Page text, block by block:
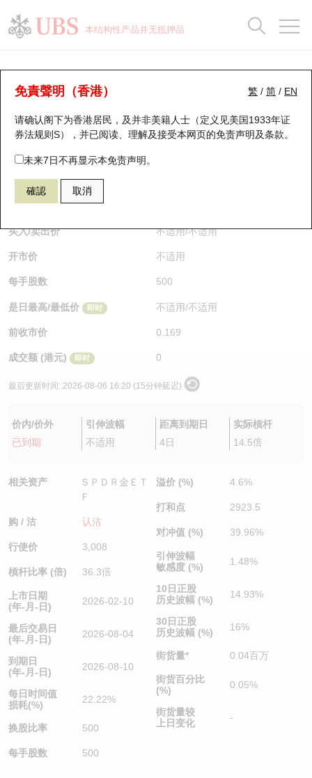
本结构性产品并无抵押品
繁 / 简 / EN
免責聲明（香港）
请确认阁下为香港居民，及并非美籍人士（定义见美国1933年证
券法规则S），并已阅读、理解及接受本网页的免责声明及条款。
未来7日不再显示本免责声明。
確認 取消
认股证分析仪
表现 街货统计 比较
25828 瑞银认沽 2840 ＳＰＤＲ金ＥＴＦ
$0.169 即时
买入/卖出价 不适用/不适用
开市价 不适用
每手股数 500
是日最高/最低价 即时 不适用/不适用
前收市价 0.169
成交额 (港元) 即时 0
最后更新时间: 2026-08-06 16:20 (15分钟延迟)
价内/价外
已到期
引伸波幅
不适用
距离到期日
4日
实际槓杆
14.5倍
相关资产
ＳＰＤＲ金ＥＴ
Ｆ
购 / 沽 认沽
行使价 3,008
槓杆比率 (倍) 36.3倍
上市日期
(年-月-日)
2026-02-10
最后交易日
(年-月-日)
2026-08-04
到期日
(年-月-日)
2026-08-10
每日时间值
损耗(%)
22.22%
换股比率 500
每手股数 500
溢价 (%) 4.6%
打和点 2923.5
对冲值 (%) 39.96%
引伸波幅
敏感度 (%)
1.48%
10日正股
历史波幅 (%)
14.93%
30日正股
历史波幅 (%)
16%
街货量* 0.04百万
街货百分比
(%)
0.05%
街货量较
上日变化
-
瑞银认股证一览
新发行瑞银认股证
即将到期认股证
认股证到期结算价查找
认股证分析仪
认股证速算机
认股证/牛熊证日志
认股证文件及公告
街货统计
比较
牛熊全景快搜
牛熊证搜寻
牛熊证街货分布图
正股牛熊证列表
新发行瑞银牛熊证
已收回牛熊证剩余价值
牛熊证到期结算价查找
牛熊证分析仪
牛熊证文件及公告
街货统计
比较
十大升幅/跌幅
十大认股证成交分布
十天股证占大市成交
资金流
街货统计
三十大平均引伸波幅
正股分析仪
二十大活跃股份
恒指成份股
国指成份股
科指成份股
相关资产沽空
中资ETFs溢价比较
AH 股价对照
ADR
持股比重
显示所有持股比重
每月轮证大市专题
轮证专栏
讲座及教育短片
认股证投资者教育
牛熊证投资者教育
认股证牛熊证常问问题